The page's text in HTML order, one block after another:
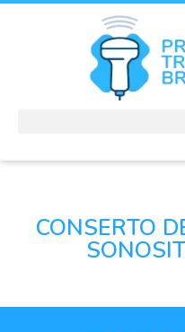
CONSERTO